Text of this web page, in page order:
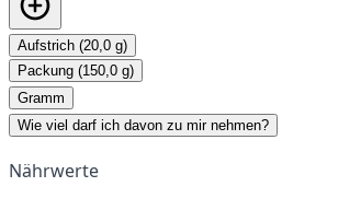
Aufstrich (20,0 g)
Packung (150,0 g)
Gramm
Wie viel darf ich davon zu mir nehmen?
Nährwerte